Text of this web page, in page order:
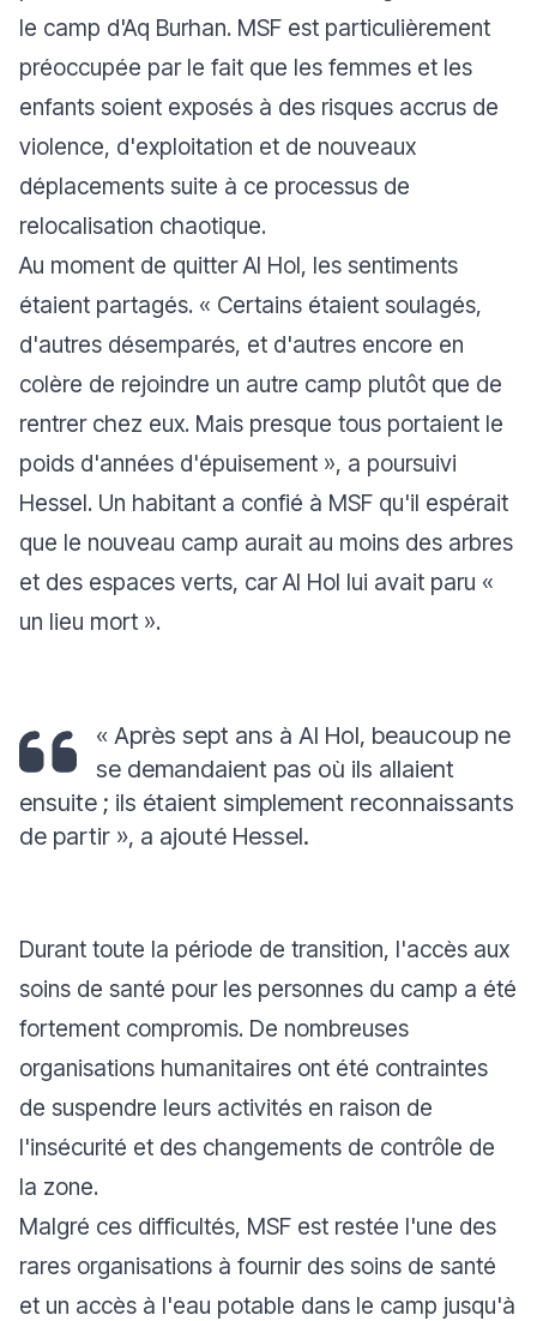
le camp d'Aq Burhan. MSF est particulièrement
préoccupée par le fait que les femmes et les
enfants soient exposés à des risques accrus de
violence, d'exploitation et de nouveaux
déplacements suite à ce processus de
relocalisation chaotique.
Au moment de quitter Al Hol, les sentiments
étaient partagés. « Certains étaient soulagés,
d'autres désemparés, et d'autres encore en
colère de rejoindre un autre camp plutôt que de
rentrer chez eux. Mais presque tous portaient le
poids d'années d'épuisement », a poursuivi
Hessel. Un habitant a confié à MSF qu'il espérait
que le nouveau camp aurait au moins des arbres
et des espaces verts, car Al Hol lui avait paru «
un lieu mort ».
« Après sept ans à Al Hol, beaucoup ne
se demandaient pas où ils allaient
ensuite ; ils étaient simplement reconnaissants
de partir », a ajouté Hessel.
Durant toute la période de transition, l'accès aux
soins de santé pour les personnes du camp a été
fortement compromis. De nombreuses
organisations humanitaires ont été contraintes
de suspendre leurs activités en raison de
l'insécurité et des changements de contrôle de
la zone.
Malgré ces difficultés, MSF est restée l'une des
rares organisations à fournir des soins de santé
et un accès à l'eau potable dans le camp jusqu'à